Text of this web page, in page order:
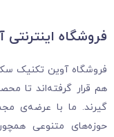
فروشگاه‌
فروشگاه آوین تکنیک
هم قرار گرفته‌اند تا
گیرند. ما با عرضه‌ی
حوزه‌های متنوعی